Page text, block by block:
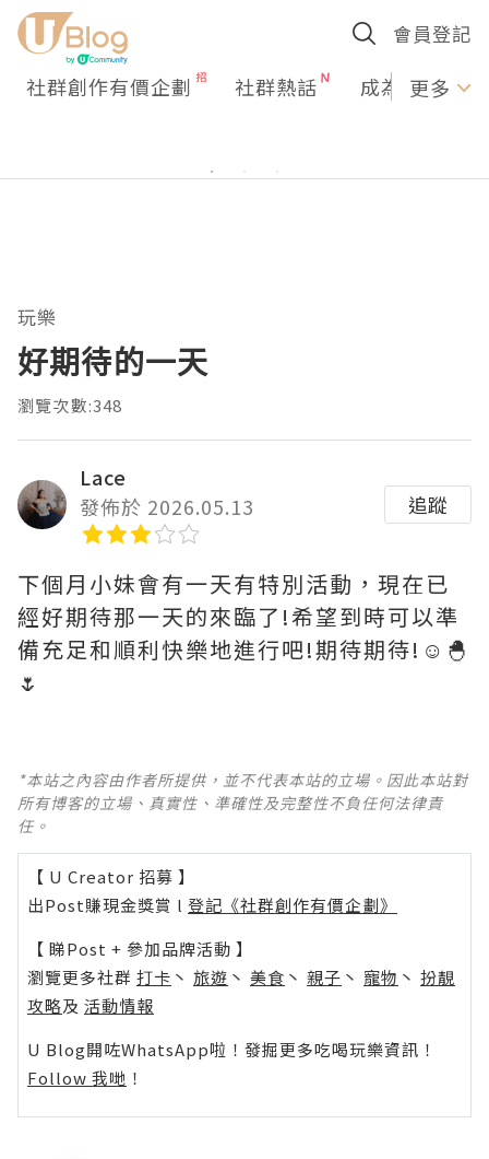
會員登記
社群創作有價企劃 社群熱話 成為U更多
玩樂
好期待的一天
瀏覽次數:348
Lace
發佈於 2026.05.13
追蹤
下個月小妹會有一天有特別活動，現在已
經好期待那一天的來臨了!希望到時可以準
備充足和順利快樂地進行吧!期待期待!☺️🐣
🌷
*本站之內容由作者所提供，並不代表本站的立場。因此本站對
所有博客的立場、真實性、準確性及完整性不負任何法律責
任。
【 U Creator 招募 】
出Post賺現金獎賞 l 登記《社群創作有價企劃》
【 睇Post + 參加品牌活動 】
瀏覽更多社群 打卡 丶 旅遊 丶 美食 丶 親子 丶 寵物 丶 扮靚
攻略及 活動情報
U Blog開咗WhatsApp啦！發掘更多吃喝玩樂資訊！
Follow 我哋 ！